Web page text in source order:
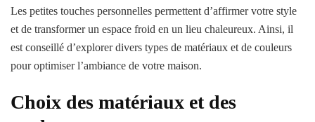
Les petites touches personnelles permettent d’affirmer votre style
et de transformer un espace froid en un lieu chaleureux. Ainsi, il
est conseillé d’explorer divers types de matériaux et de couleurs
pour optimiser l’ambiance de votre maison.
Choix des matériaux et des